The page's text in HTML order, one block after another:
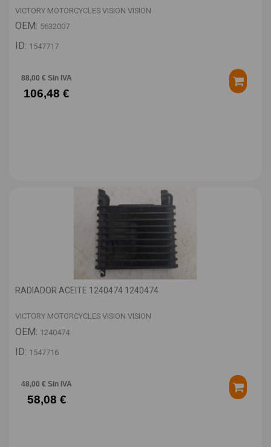
VICTORY MOTORCYCLES VISION VISION
OEM: 5632007
ID: 1547717
88,00 € Sin IVA
106,48 €
RADIADOR ACEITE 1240474 1240474
VICTORY MOTORCYCLES VISION VISION
OEM: 1240474
ID: 1547716
48,00 € Sin IVA
58,08 €